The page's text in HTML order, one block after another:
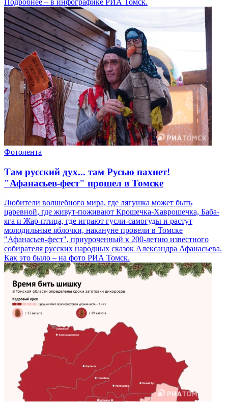
Фотолента
Там русский дух... там Русью пахнет!
"Афанасьев-фест" прошел в Томске
Любители волшебного мира, где лягушка может быть
царевной, где живут-поживают Крошечка-Хаврошечка, Баба-
яга и Жар-птица, где играют гусли-самогуды и растут
молодильные яблочки, накануне провели в Томске
"Афанасьев-фест", приуроченный к 200-летию известного
собирателя русских народных сказок Александра Афанасьева.
Как это было – на фото РИА Томск.